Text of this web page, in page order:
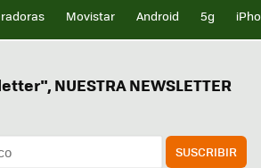
Movistar Android 5g
NUESTRA NEWSLETTER
SUSCRIBIR